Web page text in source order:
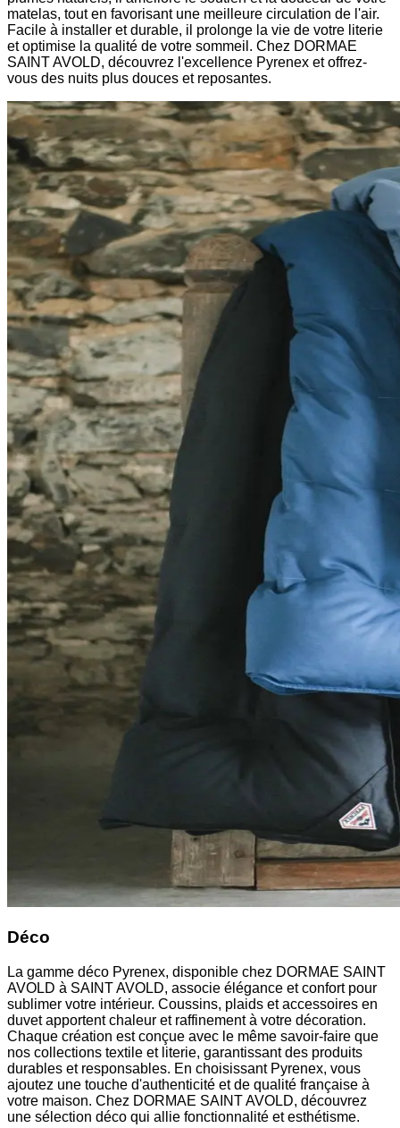
matelas, tout en favorisant une meilleure circulation de l'air.
Facile à installer et durable, il prolonge la vie de votre literie
et optimise la qualité de votre sommeil. Chez DORMAE
SAINT AVOLD, découvrez l'excellence Pyrenex et offrez-
vous des nuits plus douces et reposantes.
Déco
La gamme déco Pyrenex, disponible chez DORMAE SAINT
AVOLD à SAINT AVOLD, associe élégance et confort pour
sublimer votre intérieur. Coussins, plaids et accessoires en
duvet apportent chaleur et raffinement à votre décoration.
Chaque création est conçue avec le même savoir-faire que
nos collections textile et literie, garantissant des produits
durables et responsables. En choisissant Pyrenex, vous
ajoutez une touche d'authenticité et de qualité française à
votre maison. Chez DORMAE SAINT AVOLD, découvrez
une sélection déco qui allie fonctionnalité et esthétisme.